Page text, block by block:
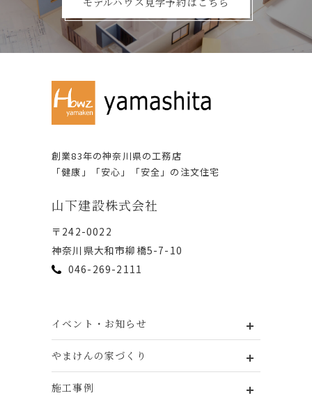
創業83年の神奈川県の⼯務店
「健康」「安⼼」「安全」の注⽂住宅
⼭下建設株式会社
〒242-0022
神奈川県⼤和市柳橋5-7-10
046-269-2111
イベント・お知らせ
やまけんの家づくり
施工事例